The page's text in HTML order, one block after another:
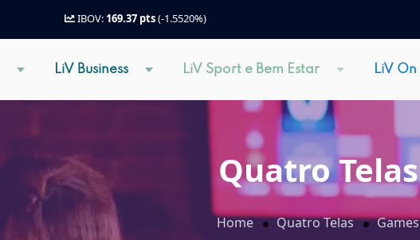
IBOV: 169.37 pts(-1.5520%)
LiV Business LiV Sport e Bem Estar LiV On
Quatro Telas
Home Quatro Telas Games